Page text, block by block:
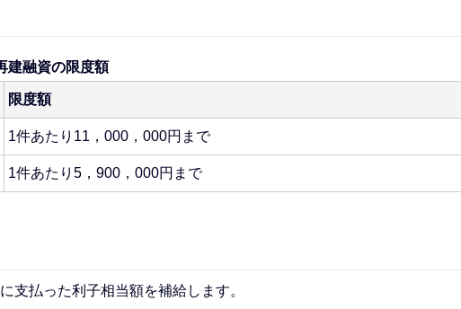
建融資の限度額
限度額
1件あたり11，000，000円まで
1件あたり5，900，000円まで
支払った利子相当額を補給します。